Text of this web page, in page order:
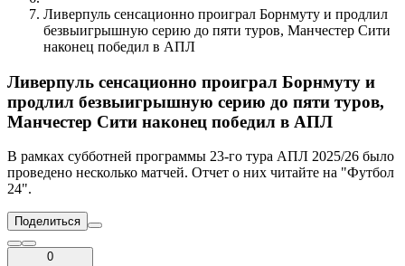
Ливерпуль сенсационно проиграл Борнмуту и продлил
безвыигрышную серию до пяти туров, Манчестер Сити
наконец победил в АПЛ
Ливерпуль сенсационно проиграл Борнмуту и
продлил безвыигрышную серию до пяти туров,
Манчестер Сити наконец победил в АПЛ
В рамках субботней программы 23-го тура АПЛ 2025/26 было
проведено несколько матчей. Отчет о них читайте на "Футбол
24".
Поделиться
0